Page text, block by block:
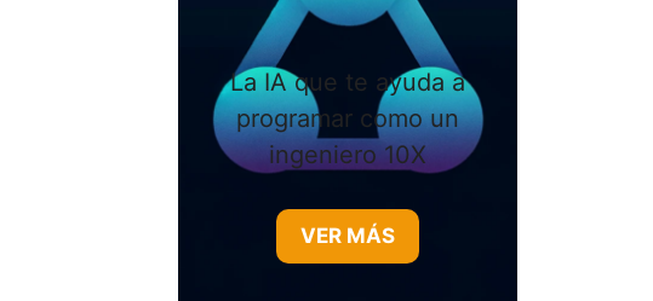
La IA que te ayuda a
programar como un
ingeniero 10X
VER MÁS